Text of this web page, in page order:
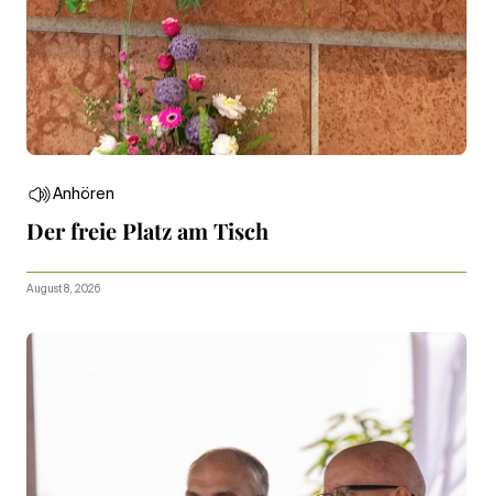
Anhören
Der freie Platz am Tisch
August 8, 2026